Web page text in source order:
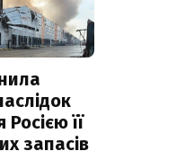
її
запасів